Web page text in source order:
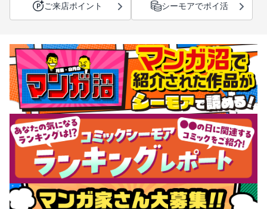
ご来店ポイント シーモアでポイ活